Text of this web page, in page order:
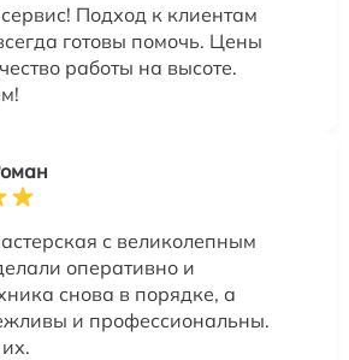
Подход к клиентам
готовы помочь. Цены
работы на высоте.
с великолепным
оперативно и
снова в порядке, а
и профессиональны.